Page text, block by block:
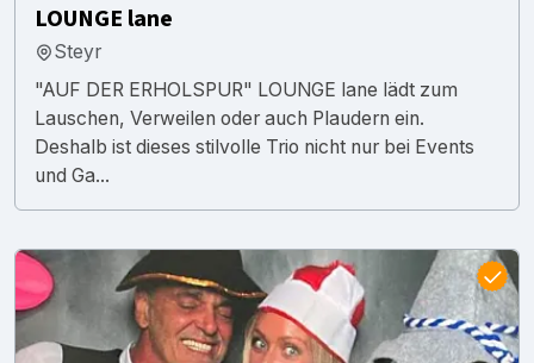
LOUNGE lane
Steyr
"AUF DER ERHOLSPUR" LOUNGE lane lädt zum
Lauschen, Verweilen oder auch Plaudern ein.
Deshalb ist dieses stilvolle Trio nicht nur bei Events
und Ga...